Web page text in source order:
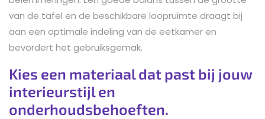
van de tafel en de beschikbare loopruimte draagt bij
aan een optimale indeling van de eetkamer en
bevordert het gebruiksgemak.
Kies een materiaal dat past bij jouw
interieurstijl en
onderhoudsbehoeften.